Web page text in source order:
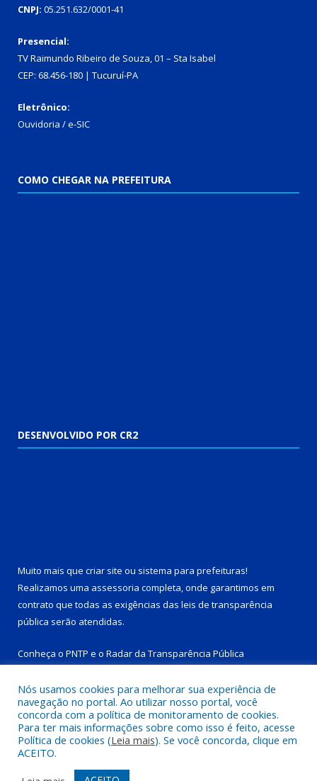
CNPJ: 05.251.632/0001-41
Presencial:
TV Raimundo Ribeiro de Souza, 01 – Sta Isabel
CEP: 68.456-180 | Tucuruí-PA
Eletrônico:
Ouvidoria /e-SIC
COMO CHEGAR NA PREFEITURA
DESENVOLVIDO POR CR2
Muito mais que criar site ou sistema para prefeituras!
Realizamos uma assessoria completa, onde garantimos em
contrato que todas as exigências das leis de transparência
pública serão atendidas.
Conheça o PNTP e o Radar da Transparência Pública
Todos os direitos reservados a Prefeitura Municipal de Tucuruí-
PA.
Acessar Área Administrativa
Nós usamos cookies para melhorar sua experiência de
navegação no portal. Ao utilizar nosso portal, você
concorda com a política de monitoramento de cookies.
Para ter mais informações sobre como isso é feito, acesse
Política de cookies (Leia mais). Se você concorda, clique em
ACEITO.